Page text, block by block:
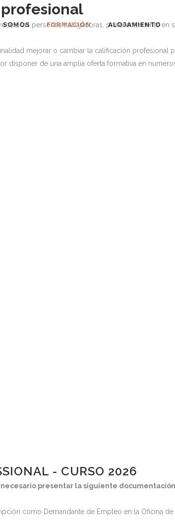
SOMOS FORMACIÓN ALOJAMIENTO
a las personas trabajadoras, preferentemente
mejorar o cambiar la calificación
disponer de una amplia oferta formativa en
- CURSO 2026
presentar la siguiente
como Demandante de Empleo en la Oficina